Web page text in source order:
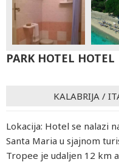
PARK HOTEL HOTEL
KALABRIJA /
Lokacija: Hotel se nalazi
Santa Maria u sjajnom
Tropee je udaljen 12 km